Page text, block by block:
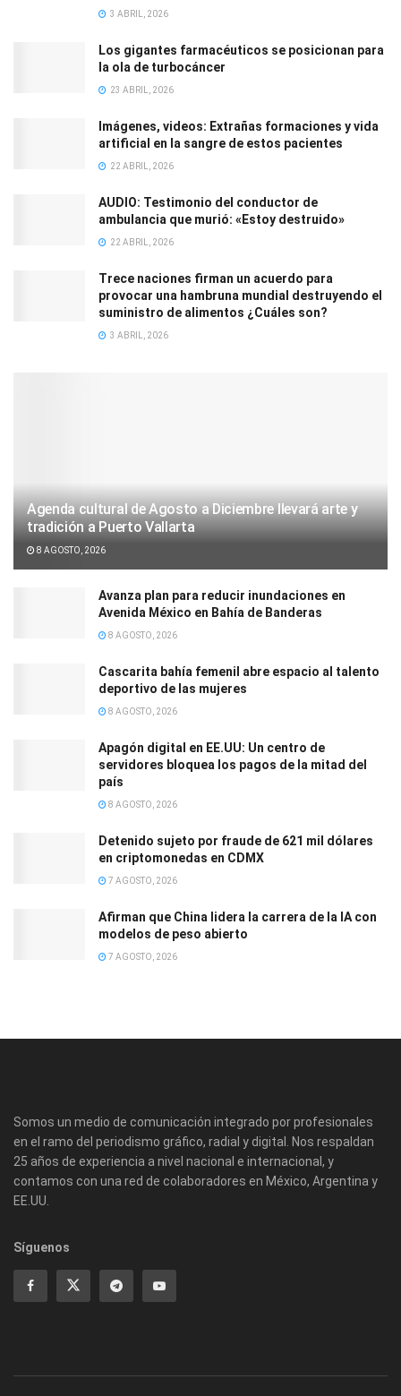
3 ABRIL, 2026
Los gigantes farmacéuticos se posicionan para
la ola de turbocáncer
23 ABRIL, 2026
Imágenes, videos: Extrañas formaciones y vida
artificial en la sangre de estos pacientes
22 ABRIL, 2026
AUDIO: Testimonio del conductor de
ambulancia que murió: «Estoy destruido»
22 ABRIL, 2026
Trece naciones firman un acuerdo para
provocar una hambruna mundial destruyendo el
suministro de alimentos ¿Cuáles son?
3 ABRIL, 2026
Agenda cultural de Agosto a Diciembre llevará arte y
tradición a Puerto Vallarta
8 AGOSTO, 2026
Avanza plan para reducir inundaciones en
Avenida México en Bahía de Banderas
8 AGOSTO, 2026
Cascarita bahía femenil abre espacio al talento
deportivo de las mujeres
8 AGOSTO, 2026
Apagón digital en EE.UU: Un centro de
servidores bloquea los pagos de la mitad del
país
8 AGOSTO, 2026
Detenido sujeto por fraude de 621 mil dólares
en criptomonedas en CDMX
7 AGOSTO, 2026
Afirman que China lidera la carrera de la IA con
modelos de peso abierto
7 AGOSTO, 2026
Somos un medio de comunicación integrado por profesionales
en el ramo del periodismo gráfico, radial y digital. Nos respaldan
25 años de experiencia a nivel nacional e internacional, y
contamos con una red de colaboradores en México, Argentina y
EE.UU.
Síguenos